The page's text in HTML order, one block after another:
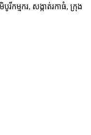
រីកម្មករ, សង្កាត់រកាធំ, ក្រុង